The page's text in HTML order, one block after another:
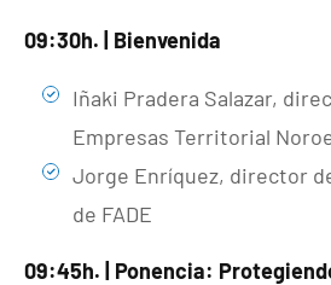
09:30h. | Bienvenida
Iñaki Pradera Salazar,
Empresas Territorial
Jorge Enríquez, director
de FADE
09:45h. | Ponencia: